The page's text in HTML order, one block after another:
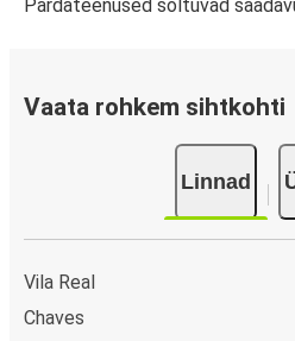
Pardateenused sõltuvad
Vaata rohkem sihtkohti
Linnad
Vila Real
Chaves